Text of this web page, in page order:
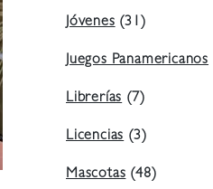
Jóvenes(31)
Juegos Panamericanos
Librerías(7)
Licencias(3)
Mascotas(48)